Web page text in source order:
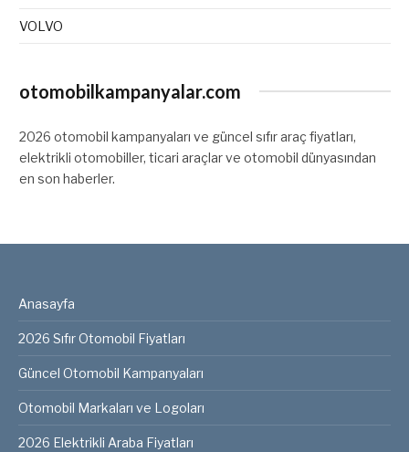
VOLVO
otomobilkampanyalar.com
2026 otomobil kampanyaları ve güncel sıfır araç fiyatları,
elektrikli otomobiller, ticari araçlar ve otomobil dünyasından
en son haberler.
Anasayfa
2026 Sıfır Otomobil Fiyatları
Güncel Otomobil Kampanyaları
Otomobil Markaları ve Logoları
2026 Elektrikli Araba Fiyatları